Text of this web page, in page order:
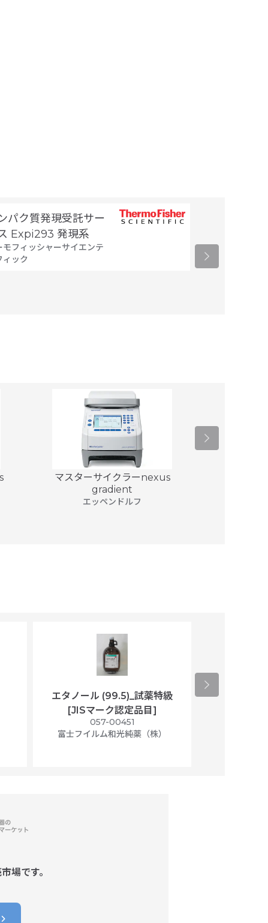
パク質発現受託サー
Expi293 発現系
モフィッシャーサイエンテ
ィック
マスターサイクラーnexus
gradient
エッペンドルフ
エタノール (99.5)_試薬特級
[JISマーク認定品目]
057-00451
富士フイルム和光純薬（株）
アセトニト
場です。